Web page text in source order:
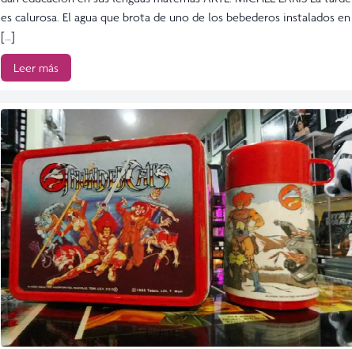
es calurosa. El agua que brota de uno de los bebederos instalados en
[…]
Leer más